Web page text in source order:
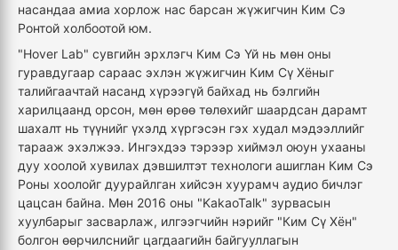
насандаа амиа хорлож нас барсан жүжигчин Ким Сэ
Ронтой холбоотой юм.
"Hover Lab" сувгийн эрхлэгч Ким Сэ Үй нь мөн оны
гуравдугаар сараас эхлэн жүжигчин Ким Сү Хёныг
талийгаачтай насанд хүрээгүй байхад нь бэлгийн
харилцаанд орсон, мөн өрөө төлөхийг шаардсан дарамт
шахалт нь түүнийг үхэлд хүргэсэн гэх худал мэдээллийг
тарааж эхэлжээ. Ингэхдээ тэрээр хиймэл оюун ухааны
дуу хоолой хувилах дэвшилтэт технологи ашиглан Ким Сэ
Роны хоолойг дуурайлган хийсэн хуурамч аудио бичлэг
цацсан байна. Мөн 2016 оны "KakaoTalk" зурвасын
хуулбарыг засварлаж, илгээгчийн нэрийг "Ким Сү Хён"
болгон өөрчилснийг цагдаагийн байгууллагын